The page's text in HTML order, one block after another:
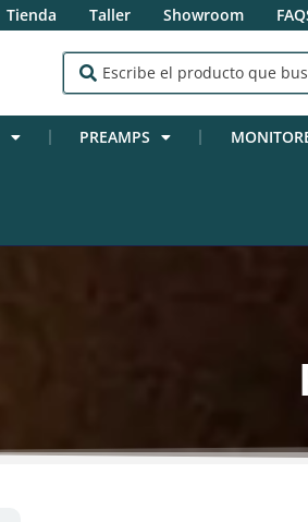
Tienda Taller Showroom
PREAMPS